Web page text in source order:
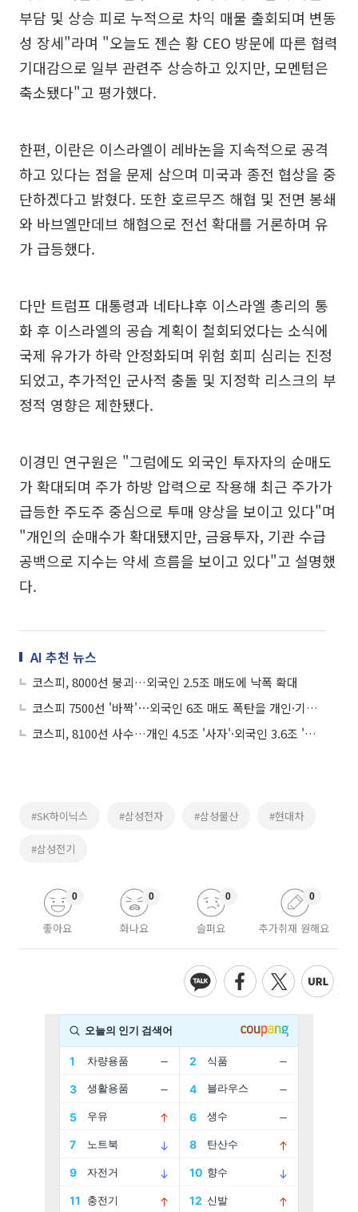
부담 및 상승 피로 누적으로 차익 매물 출회되며 변동
성 장세"라며 "오늘도 젠슨 황 CEO 방문에 따른 협력
기대감으로 일부 관련주 상승하고 있지만, 모멘텀은
축소됐다"고 평가했다.
한편, 이란은 이스라엘이 레바논을 지속적으로 공격
하고 있다는 점을 문제 삼으며 미국과 종전 협상을 중
단하겠다고 밝혔다. 또한 호르무즈 해협 및 전면 봉쇄
와 바브엘만데브 해협으로 전선 확대를 거론하며 유
가 급등했다.
다만 트럼프 대통령과 네타냐후 이스라엘 총리의 통
화 후 이스라엘의 공습 계획이 철회되었다는 소식에
국제 유가가 하락 안정화되며 위험 회피 심리는 진정
되었고, 추가적인 군사적 충돌 및 지정학 리스크의 부
정적 영향은 제한됐다.
이경민 연구원은 "그럼에도 외국인 투자자의 순매도
가 확대되며 주가 하방 압력으로 작용해 최근 주가가
급등한 주도주 중심으로 투매 양상을 보이고 있다"며
"개인의 순매수가 확대됐지만, 금융투자, 기관 수급
공백으로 지수는 약세 흐름을 보이고 있다"고 설명했
다.
AI 추천 뉴스
코스피, 8000선 붕괴…외국인 2.5조 매도에 낙폭 확대
코스피 7500선 '바짝'⋯외국인 6조 매도 폭탄을 개인·기관이 '철벽 방어'
코스피, 8100선 사수…개인 4.5조 '사자'·외국인 3.6조 '팔자'
#SK하이닉스 #삼성전자 #삼성물산 #현대차
#삼성전기
좋아요
0
화나요
0
슬퍼요
0
추가취재 원해요
0